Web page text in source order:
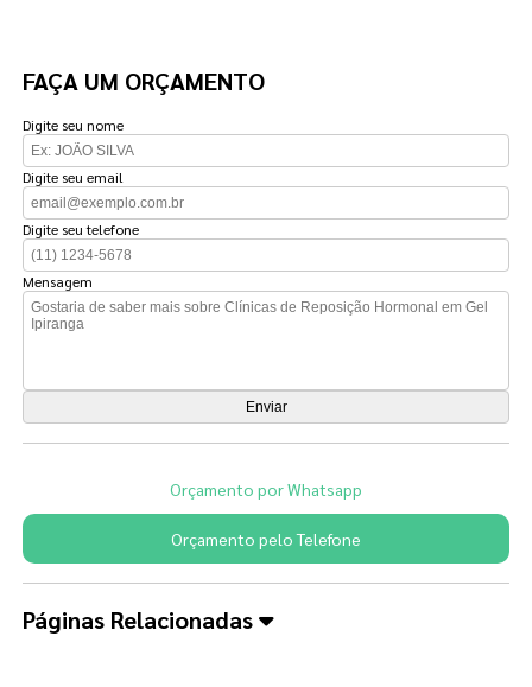
FAÇA UM ORÇAMENTO
Digite seu nome
Digite seu email
Digite seu telefone
Mensagem
Orçamento por Whatsapp
Orçamento pelo Telefone
Páginas Relacionadas